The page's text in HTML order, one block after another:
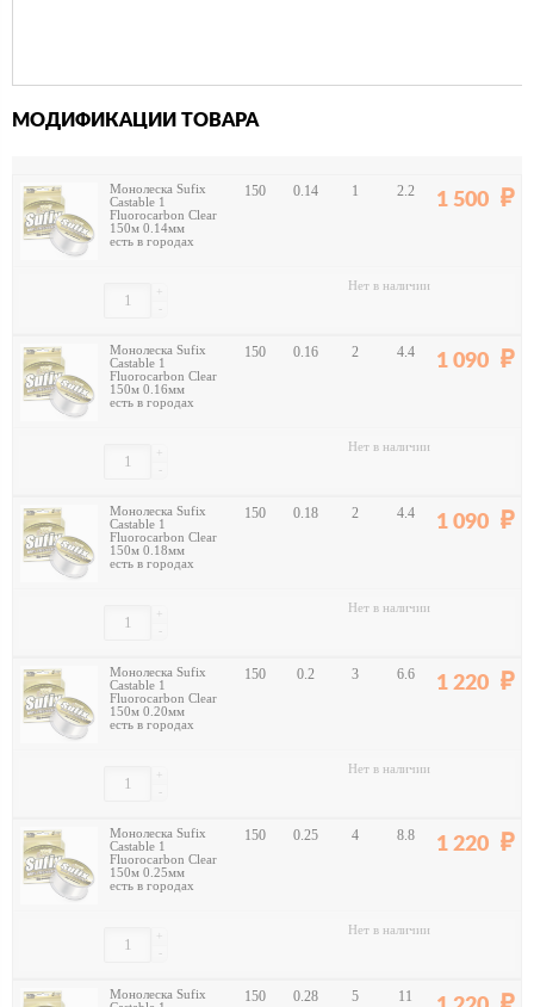
МОДИФИКАЦИИ ТОВАРА
Монолеска Sufix
Castable 1
Fluorocarbon Clear
150м 0.14мм
есть в городах
150 0.14 1 2.2 1 500
-
+ Нет в наличии
Монолеска Sufix
Castable 1
Fluorocarbon Clear
150м 0.16мм
есть в городах
150 0.16 2 4.4 1 090
-
+ Нет в наличии
Монолеска Sufix
Castable 1
Fluorocarbon Clear
150м 0.18мм
есть в городах
150 0.18 2 4.4 1 090
-
+ Нет в наличии
Монолеска Sufix
Castable 1
Fluorocarbon Clear
150м 0.20мм
есть в городах
150 0.2 3 6.6 1 220
-
+ Нет в наличии
Монолеска Sufix
Castable 1
Fluorocarbon Clear
150м 0.25мм
есть в городах
150 0.25 4 8.8 1 220
-
+ Нет в наличии
Монолеска Sufix
150 0.28 5 11